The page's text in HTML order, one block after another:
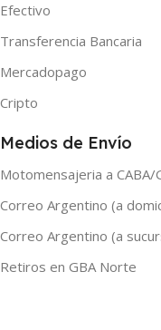
Efectivo
Transferencia Bancaria
Mercadopago
Cripto
Medios de Envío
Motomensajeria a CABA/
Correo Argentino (a
Correo Argentino (a
Retiros en GBA Norte